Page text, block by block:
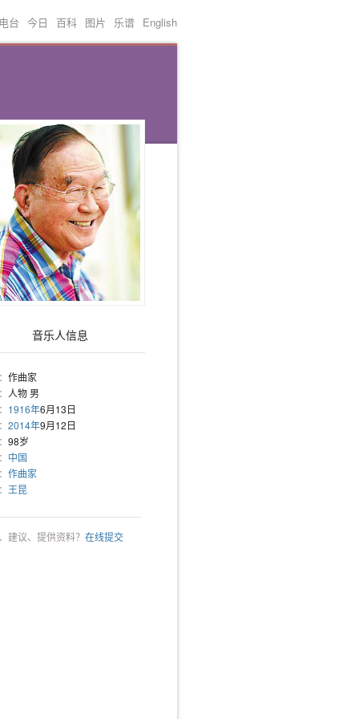
电台 今日 百科 图片 乐谱 English
音乐人信息
作曲家
人物 男
1916年6月13日
2014年9月12日
98岁
中国
作曲家
王昆
建议、提供资料？ 在线提交